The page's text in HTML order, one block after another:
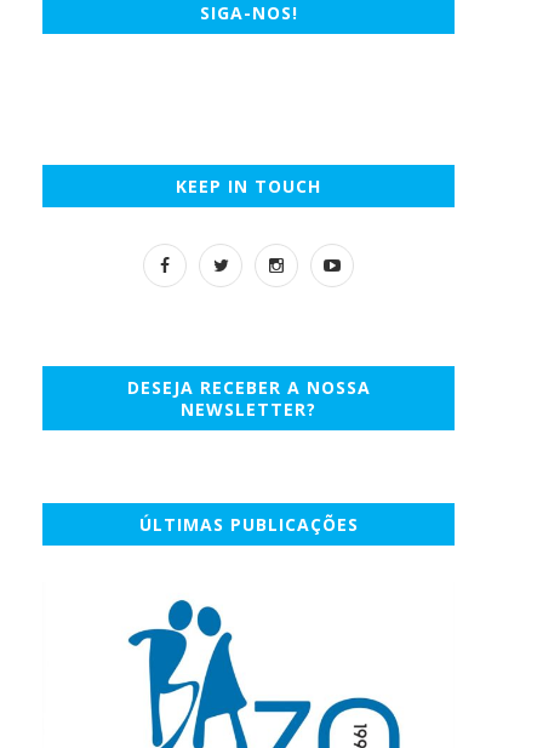
SIGA-NOS!
KEEP IN TOUCH
DESEJA RECEBER A NOSSA
NEWSLETTER?
ÚLTIMAS PUBLICAÇÕES